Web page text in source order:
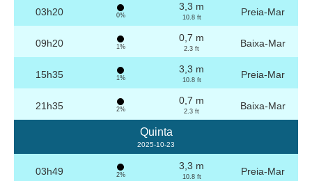
03h20 0%
3,3 m
10.8 ft Preia-Mar
09h20 1%
0,7 m
2.3 ft Baixa-Mar
15h35 1%
3,3 m
10.8 ft Preia-Mar
21h35 2%
0,7 m
2.3 ft Baixa-Mar
Quinta
2025-10-23
03h49 2%
3,3 m
10.8 ft Preia-Mar